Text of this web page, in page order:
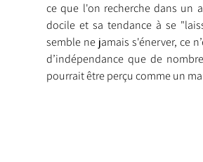
ce que l'on recherche dans un
docile et sa tendance à se
semble ne jamais s'énerver, ce
d’indépendance que de
pourrait être perçu comme un